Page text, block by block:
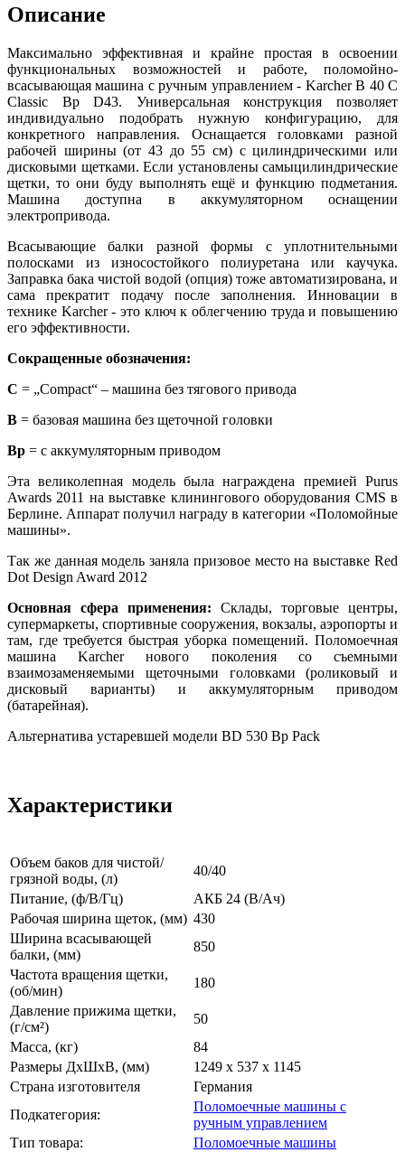
Описание
Максимально эффективная и крайне простая в освоении
функциональных возможностей и работе, поломойно-
всасывающая машина с ручным управлением - Karcher B 40 C
Classic Bp D43. Универсальная конструкция позволяет
индивидуально подобрать нужную конфигурацию, для
конкретного направления. Оснащается головками разной
рабочей ширины (от 43 до 55 см) с цилиндрическими или
дисковыми щетками. Если установлены самыцилиндрические
щетки, то они буду выполнять ещё и функцию подметания.
Машина доступна в аккумуляторном оснащении
электропривода.
Всасывающие балки разной формы с уплотнительными
полосками из износостойкого полиуретана или каучука.
Заправка бака чистой водой (опция) тоже автоматизирована, и
сама прекратит подачу после заполнения. Инновации в
технике Karcher - это ключ к облегчению труда и повышению
его эффективности.
Сокращенные обозначения​:
C = „Compact“ – машина без тягового привода
B = базовая машина без щеточной головки
Bp = с аккумуляторным приводом
Эта великолепная модель была награждена премией Purus
Awards 2011 на выставке клинингового оборудования CMS в
Берлине. Аппарат получил награду в категории «Поломойные
машины».
Так же данная модель заняла призовое место на выставке Red
Dot Design Award 2012
Основная сфера применения: Склады, торговые центры,
супермаркеты, спортивные сооружения, вокзалы, аэропорты и
там, где требуется быстрая уборка помещений. Поломоечная
машина Karcher нового поколения со съемными
взаимозаменяемыми щеточными головками (роликовый и
дисковый варианты) и аккумуляторным приводом
(батарейная).
Альтернатива устаревшей модели BD 530 Bp Pack
Характеристики
Объем баков для чистой/
грязной воды, (л)
40/40
Питание, (ф/В/Гц)
АКБ 24 (В/Ач)
Рабочая ширина щеток, (мм) 430
Ширина всасывающей
балки, (мм)
850
Частота вращения щетки,
(об/мин)
180
Давление прижима щетки,
(г/см²)
50
Масса, (кг)
84
Размеры ДхШхВ, (мм)
1249 x 537 x 1145
Страна изготовителя
Германия
Подкатегория:
Поломоечные машины с
ручным управлением
Тип товара:
Поломоечные машины